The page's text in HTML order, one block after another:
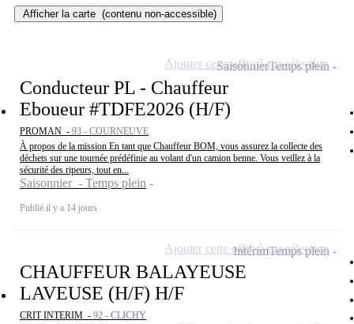
Afficher la carte (contenu non-accessible)
Conducteur PL - Chauffeur
Eboueur #TDFE2026 (H/F)
PROMAN - 93 - COURNEUVE
À propos de la mission En tant que Chauffeur BOM, vous assurez la collecte des
déchets sur une tournée prédéfinie au volant d'un camion benne. Vous veillez à la
sécurité des ripeurs, tout en...
Saisonnier - Temps plein
Publié il y a 14 jours
SaisonnierTemps plein
Ajouter cette offre à ma sélection
CHAUFFEUR BALAYEUSE
LAVEUSE (H/F) H/F
CRIT INTERIM - 92 - CLICHY
IntérimTemps plein
Ajouter cette offre à ma sélection